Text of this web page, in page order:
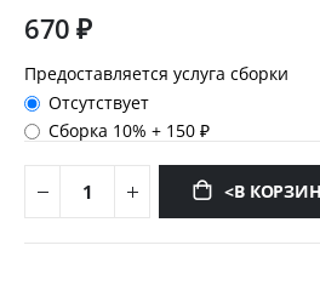
670 ₽
Предоставляется услуга сборки
Отсутствует
Сборка 10%+ 150 ₽
<В